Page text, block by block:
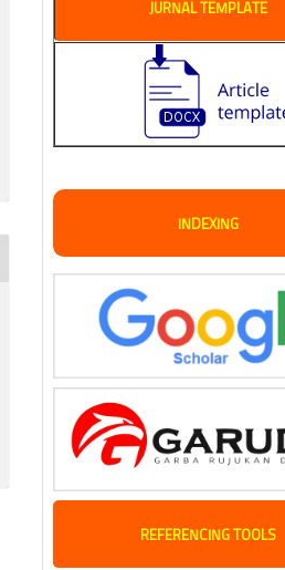
JURNAL TEMPLATE
INDEXING
REFERENCING TOOLS